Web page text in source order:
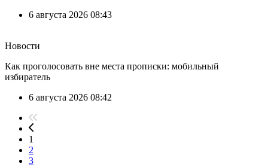
6 августа 2026 08:43
Новости
Как проголосовать вне места прописки: мобильный
избиратель
6 августа 2026 08:42
1
2
3